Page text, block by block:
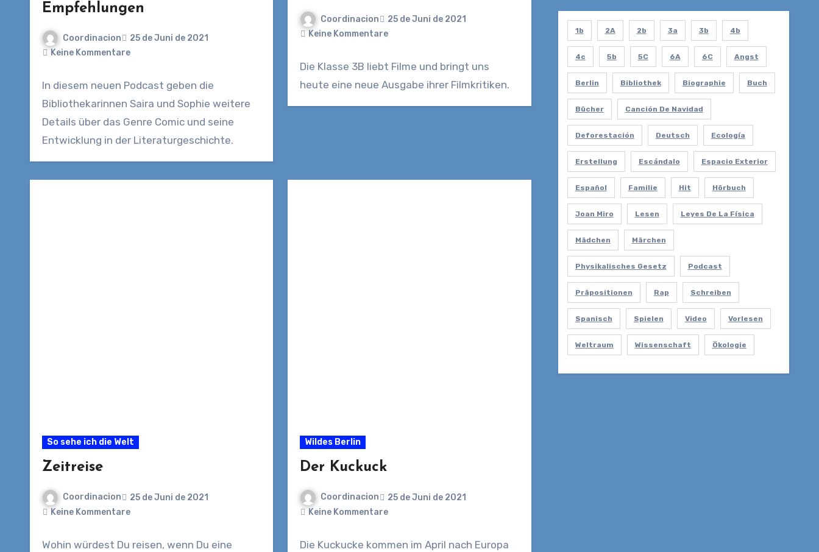
Empfehlungen
Coordinacion
25 de Juni de 2021
Keine Kommentare
In diesem neuen Podcast geben die
Bibliothekarinnen Saira und Sophie weitere
Details über das Genre Comic und seine
Entwicklung in der Literaturgeschichte.
Coordinacion
25 de Juni de 2021
Keine Kommentare
Die Klasse 3B liebt Filme und bringt uns
heute eine neue Ausgabe ihrer Filmkritiken.
So sehe ich die Welt
Zeitreise
Coordinacion
25 de Juni de 2021
Keine Kommentare
Wohin würdest Du reisen, wenn Du eine
Wildes Berlin
Der Kuckuck
Coordinacion
25 de Juni de 2021
Keine Kommentare
Die Kuckucke kommen im April nach Europa
1b 2A 2b 3a 3b 4b
4c 5b 5C 6A 6C Angst
Berlin Bibliothek Biographie Buch
Bücher Canción De Navidad
Deforestación Deutsch Ecología
Erstellung Escándalo Espacio Exterior
Español Familie Hit Hörbuch
Joan Miro Lesen Leyes De La Física
Mädchen Märchen
Physikalisches Gesetz Podcast
Präpositionen Rap Schreiben
Spanisch Spielen Video Vorlesen
Weltraum Wissenschaft Ökologie